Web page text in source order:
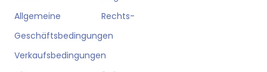
Allgemeine
Geschäftsbedingungen
Verkaufsbedingungen
Rechts-